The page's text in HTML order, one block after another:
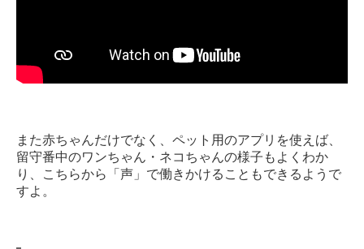
また赤ちゃんだけでなく、ペット用のアプリを使えば、
留守番中のワンちゃん・ネコちゃんの様子もよくわか
り、こちらから「声」で働きかけることもできるようで
すよ。